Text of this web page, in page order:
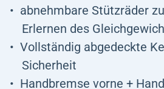
abnehmbare Stützräder
Erlernen des
Vollständig abgedeckte
Sicherheit
Handbremse vorne +